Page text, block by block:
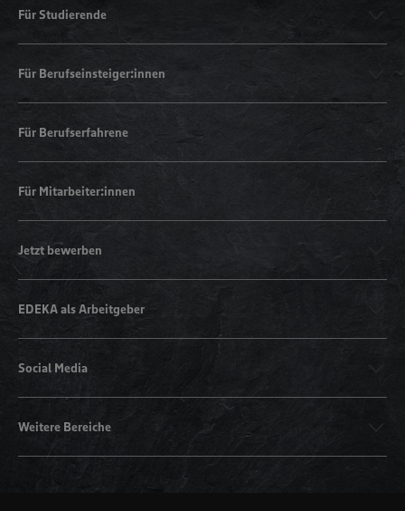
Für Studierende
Für Berufseinsteiger:innen
Für Berufserfahrene
Für Mitarbeiter:innen
Jetzt bewerben
EDEKA als Arbeitgeber
Social Media
Weitere Bereiche